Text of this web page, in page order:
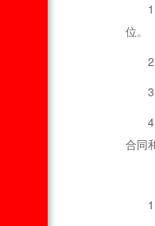
位。
合同